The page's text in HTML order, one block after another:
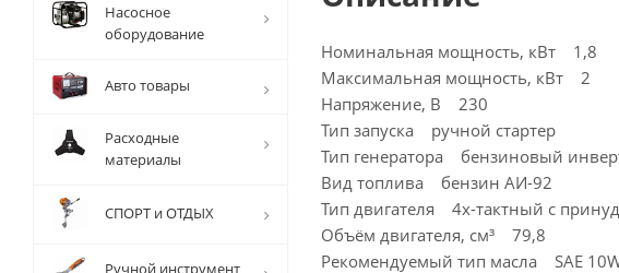
Номинальная мощность, кВт 1,8
Максимальная мощность, кВт 2
Напряжение, В 230
Тип запуска ручной стартер
Тип генератора бензиновый
Вид топлива бензин АИ-92
Тип двигателя 4х-тактный с
Объём двигателя, см³ 79,8
Рекомендуемый тип масла SAE
Насосное
оборудование
Авто товары
Расходные
материалы
СПОРТ и ОТДЫХ
Ручной инструмент